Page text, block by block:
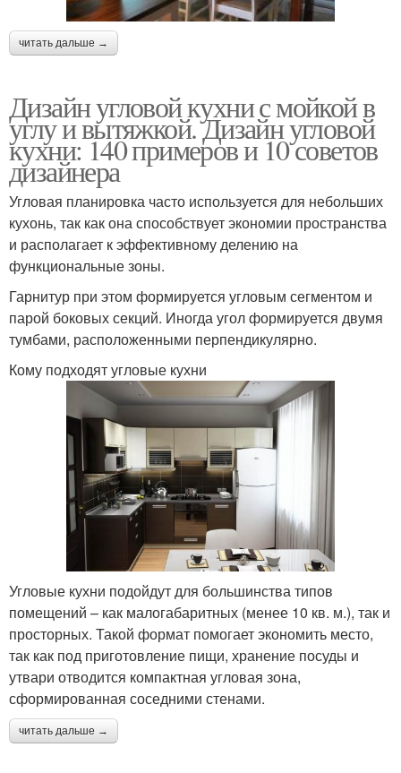
читать дальше →
Дизайн угловой кухни с мойкой в
углу и вытяжкой. Дизайн угловой
кухни: 140 примеров и 10 советов
дизайнера
Угловая планировка часто используется для небольших
кухонь, так как она способствует экономии пространства
и располагает к эффективному делению на
функциональные зоны.
Гарнитур при этом формируется угловым сегментом и
парой боковых секций. Иногда угол формируется двумя
тумбами, расположенными перпендикулярно.
Кому подходят угловые кухни
Угловые кухни подойдут для большинства типов
помещений – как малогабаритных (менее 10 кв. м.), так и
просторных. Такой формат помогает экономить место,
так как под приготовление пищи, хранение посуды и
утвари отводится компактная угловая зона,
сформированная соседними стенами.
читать дальше →